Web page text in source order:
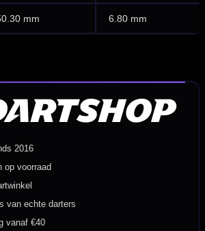
mm 6.80 mm
2016
op voorraad
van echte darters
vanaf €40